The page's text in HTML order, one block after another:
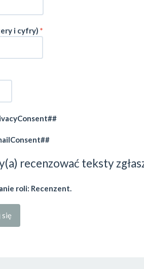
i cyfry) *
recenzować teksty
roli: Recenzent.